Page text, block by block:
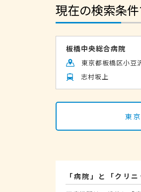
現在の検索条
板橋中央総合病院
東京都板橋区小豆
志村坂上
東
「病院」と「クリ